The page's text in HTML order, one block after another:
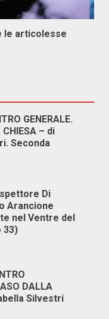
le articolesse
GENERALE.
– di
Seconda
Di
Arancione
nel Ventre del
33)
DALLA
Silvestri